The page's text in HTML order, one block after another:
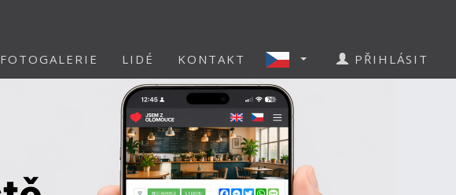
FOTOGALERIE LIDÉ KONTAKT PŘIHLÁSIT